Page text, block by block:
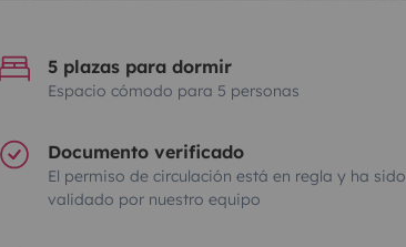
5 plazas para dormir
Espacio cómodo para 5 personas
Documento verificado
El permiso de circulación está en regla y ha sido
validado por nuestro equipo